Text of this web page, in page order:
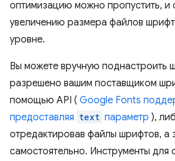
оптимизацию можно пропустить, и
увеличению размера файлов
уровне.
Вы можете вручную поднастроить
разрешено вашим поставщиком
помощью API ( Google Fonts
предоставляя text параметр ),
отредактировав файлы шрифтов, а
самостоятельно. Инструменты для